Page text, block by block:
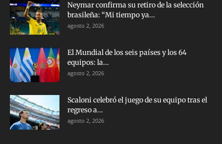
Neymar confirma su retiro de la selección
brasileña: “Mi tiempo ya...
agosto 2, 2026
El Mundial de los seis países y los 64
equipos: la...
agosto 2, 2026
Scaloni celebró el juego de su equipo tras el
regreso a...
agosto 2, 2026